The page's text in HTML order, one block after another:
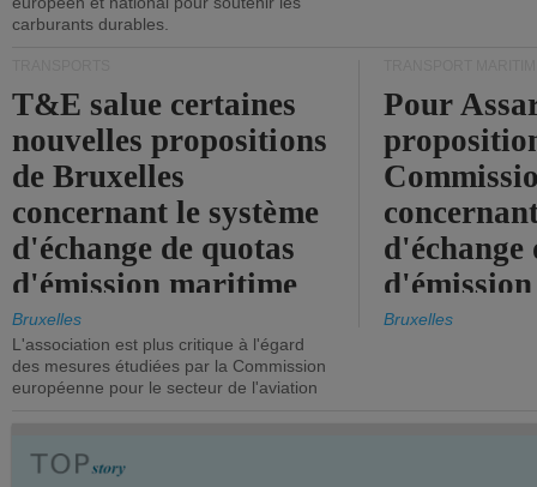
carburants durables.
T&E salue certaines
nouvelles propositions
de Bruxelles
concernant le système
d'échange de quotas
d'émission maritime
de l'UE.
Bruxelles
L'association est plus critique à l'égard
des mesures étudiées par la Commission
européenne pour le secteur de l'aviation
Pour
d'échange
timide,
Bruxelles